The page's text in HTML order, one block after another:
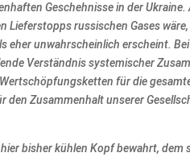
Geschehnisse in der
Lieferstopps russischen Gases
eher unwahrscheinlich erscheint.
Verständnis systemischer
für die
Zusammenhalt unserer
bisher kühlen Kopf bewahrt, dem